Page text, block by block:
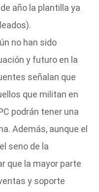
año la plantilla ya
no han sido
y futuro en la
señalan que
que militan en
podrán tener una
Además, aunque el
seno de la
que la mayor parte
y soporte